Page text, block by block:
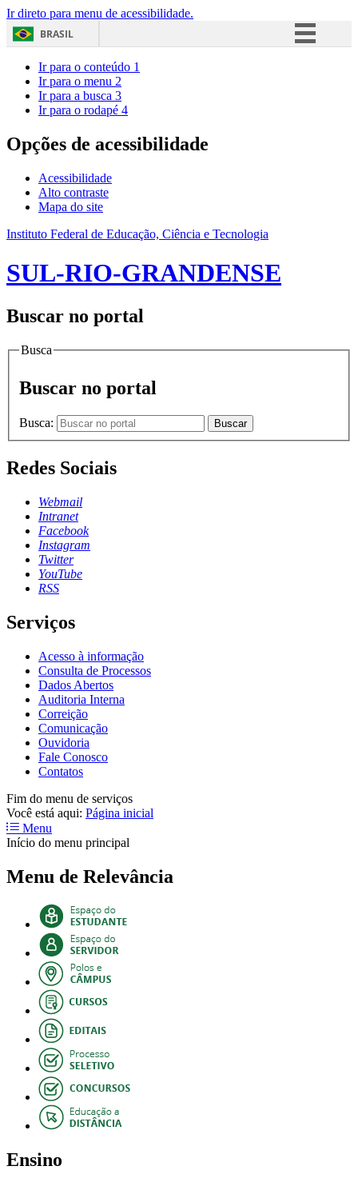
Ir direto para menu de acessibilidade.
BRASIL
Acesso à informação
Ir para o conteúdo 1
Ir para o menu 2
Ir para a busca 3
Ir para o rodapé 4
Opções de acessibilidade
Acessibilidade
Alto contraste
Mapa do site
Instituto Federal de Educação, Ciência e Tecnologia
SUL-RIO-GRANDENSE
Buscar no portal
Busca
Buscar no portal
Busca: Buscar
Redes Sociais
Webmail
Intranet
Facebook
Instagram
Twitter
YouTube
RSS
Serviços
Acesso à informação
Consulta de Processos
Dados Abertos
Auditoria Interna
Correição
Comunicação
Ouvidoria
Fale Conosco
Contatos
Fim do menu de serviços
Você está aqui: Página inicial
Menu
Início do menu principal
Menu de Relevância
Ensino